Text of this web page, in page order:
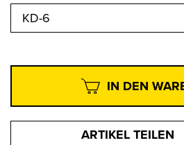
KD-6
IN DEN
ARTIKEL TEILEN